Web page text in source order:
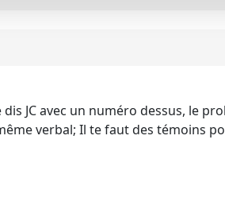
JC avec un numéro dessus, le
verbal; Il te faut des témoins